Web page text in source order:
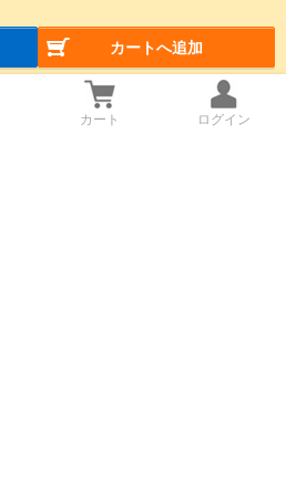
カートへ追加
カート ログイン